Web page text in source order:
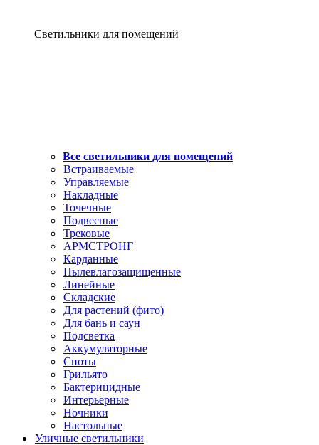
Светильники для помещений
Все светильники для помещений
Встраиваемые
Управляемые
Накладные
Точечные
Подвесные
Трековые
АРМСТРОНГ
Карданные
Пылевлагозащищенные
Линейные
Складские
Для растений (фито)
Для бань и саун
Подсветка
Аккумуляторные
Споты
Грильято
Бактерицидные
Интерьерные
Ночники
Настольные
Уличные светильники